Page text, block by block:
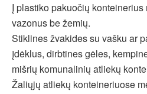
Į plastiko pakuočių
vazonus be žemių.
Stiklines žvakides su vašku ar
įdėklus, dirbtines gėles,
mišrių komunalinių atliekų
Žaliųjų atliekų konteineriuose